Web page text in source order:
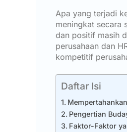
Apa yang terjadi
meningkat secara
dan positif masih
perusahaan dan
kompetitif
Daftar Isi
Pengertian
Faktor-Faktor